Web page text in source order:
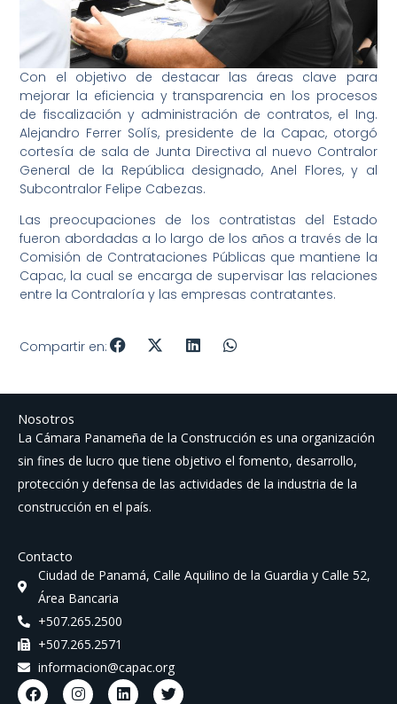
Con el objetivo de destacar las áreas clave para
mejorar la eficiencia y transparencia en los procesos
de fiscalización y administración de contratos, el Ing.
Alejandro Ferrer Solís, presidente de la Capac, otorgó
cortesía de sala de Junta Directiva al nuevo Contralor
General de la República designado, Anel Flores, y al
Subcontralor Felipe Cabezas.
Las preocupaciones de los contratistas del Estado
fueron abordadas a lo largo de los años a través de la
Comisión de Contrataciones Públicas que mantiene la
Capac, la cual se encarga de supervisar las relaciones
entre la Contraloría y las empresas contratantes.
Compartir en:
Nosotros
La Cámara Panameña de la Construcción es una organización
sin fines de lucro que tiene objetivo el fomento, desarrollo,
protección y defensa de las actividades de la industria de la
construcción en el país.
Contacto
Ciudad de Panamá, Calle Aquilino de la Guardia y Calle 52,
Área Bancaria
+507.265.2500
+507.265.2571
informacion@capac.org
F I L T